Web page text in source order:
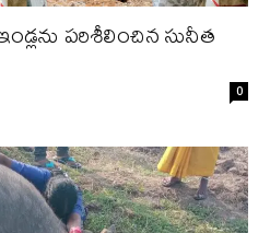
పరిశీలించిన సునీత
0